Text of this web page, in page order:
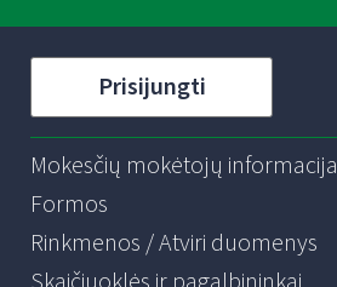
Prisijungti
Mokesčių mokėtojų informacija
Formos
Rinkmenos / Atviri duomenys